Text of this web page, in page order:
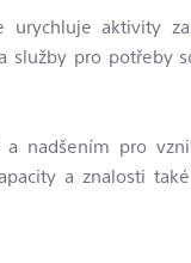
urychluje aktivity
pro potřeby
nadšením pro
a znalosti